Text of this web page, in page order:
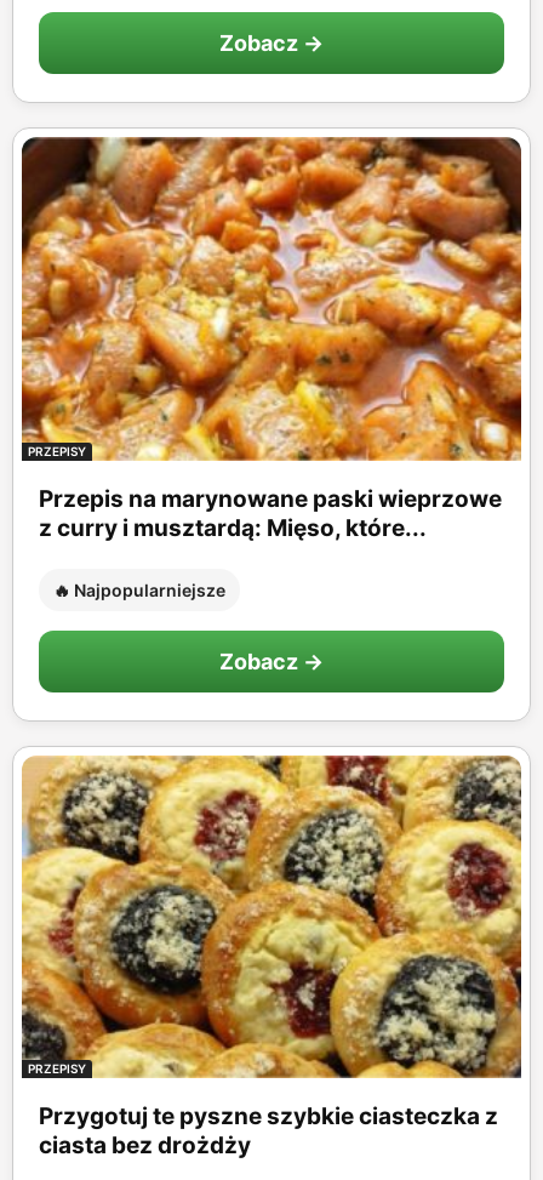
Zobacz →
PRZEPISY
Przepis na marynowane paski wieprzowe
z curry i musztardą: Mięso, które...
🔥 Najpopularniejsze
Zobacz →
PRZEPISY
Przygotuj te pyszne szybkie ciasteczka z
ciasta bez drożdży